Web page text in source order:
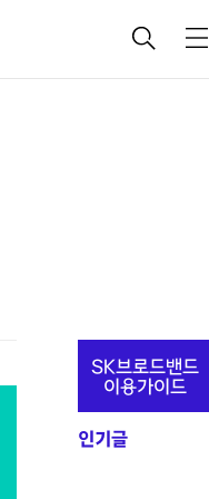
검
메
추
정
보
SK브로드밴드
이용가이드
인기글